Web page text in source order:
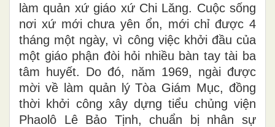
làm quản xứ giáo xứ Chi Lăng. Cuộc sống
nơi xứ mới chưa yên ổn, mới chỉ được 4
tháng một ngày, vì công việc khởi đầu của
một giáo phận đòi hỏi nhiều bàn tay tài ba
tâm huyết. Do đó, năm 1969, ngài được
mời về làm quản lý Tòa Giám Mục, đồng
thời khởi công xây dựng tiểu chủng viện
Phaolô Lê Bảo Tịnh, chuẩn bị nhân sự